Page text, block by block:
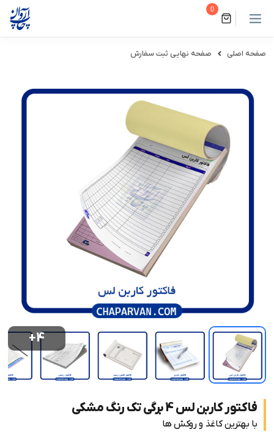
0
صفحه اصلی صفحه نهایی ثبت سفارش
+4
فاکتور کاربن لس 4 برگی تک رنگ مشکی
با بهترین کاغذ و روکش ها